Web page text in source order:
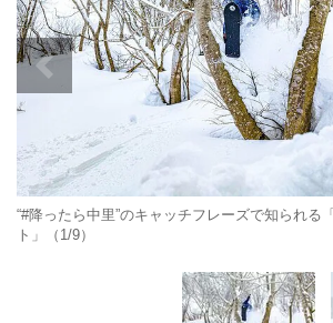
“#降ったら中里”のキャッチフレーズで知られる
ト」（1/9）